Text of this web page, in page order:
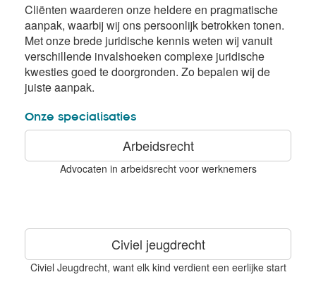
Cliënten waarderen onze heldere en pragmatische
aanpak, waarbij wij ons persoonlijk betrokken tonen.
Met onze brede juridische kennis weten wij vanuit
verschillende invalshoeken complexe juridische
kwesties goed te doorgronden. Zo bepalen wij de
juiste aanpak.
Onze specialisaties
Arbeidsrecht
Advocaten in arbeidsrecht voor werknemers
Civiel jeugdrecht
Civiel Jeugdrecht, want elk kind verdient een eerlijke start